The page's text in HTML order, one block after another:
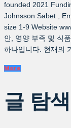
founded 2021
Johnsson Sabet ,
size 1-9 Website
안, 영양 부족 및 식
하나입니다. 현재의
More
글 탐색